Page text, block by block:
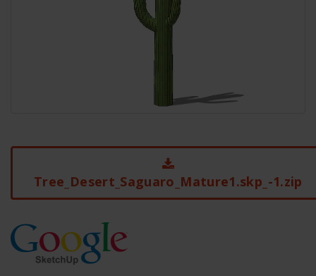
Tree_Desert_Saguaro_Mature1.skp_-1.zip